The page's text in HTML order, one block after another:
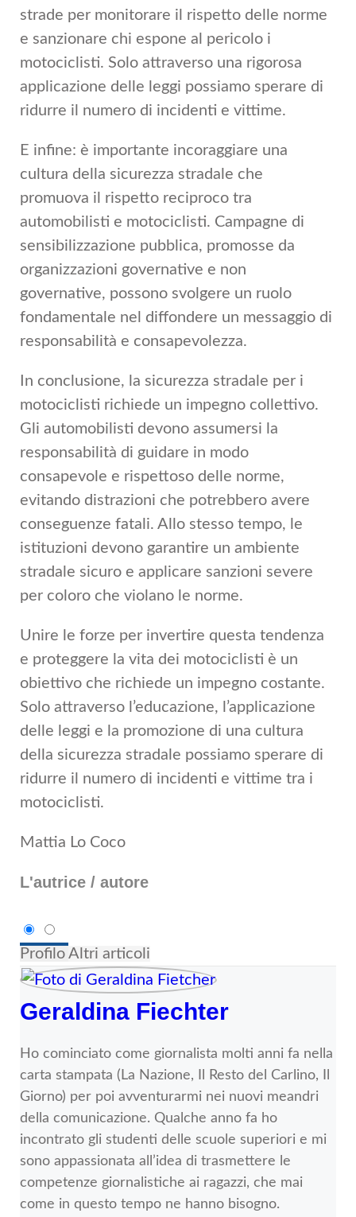
strade per monitorare il rispetto delle norme
e sanzionare chi espone al pericolo i
motociclisti. Solo attraverso una rigorosa
applicazione delle leggi possiamo sperare di
ridurre il numero di incidenti e vittime.
E infine: è importante incoraggiare una
cultura della sicurezza stradale che
promuova il rispetto reciproco tra
automobilisti e motociclisti. Campagne di
sensibilizzazione pubblica, promosse da
organizzazioni governative e non
governative, possono svolgere un ruolo
fondamentale nel diffondere un messaggio di
responsabilità e consapevolezza.
In conclusione, la sicurezza stradale per i
motociclisti richiede un impegno collettivo.
Gli automobilisti devono assumersi la
responsabilità di guidare in modo
consapevole e rispettoso delle norme,
evitando distrazioni che potrebbero avere
conseguenze fatali. Allo stesso tempo, le
istituzioni devono garantire un ambiente
stradale sicuro e applicare sanzioni severe
per coloro che violano le norme.
Unire le forze per invertire questa tendenza
e proteggere la vita dei motociclisti è un
obiettivo che richiede un impegno costante.
Solo attraverso l’educazione, l’applicazione
delle leggi e la promozione di una cultura
della sicurezza stradale possiamo sperare di
ridurre il numero di incidenti e vittime tra i
motociclisti.
Mattia Lo Coco
L'autrice / autore
Profilo Altri articoli
Geraldina Fiechter
Ho cominciato come giornalista molti anni fa nella
carta stampata (La Nazione, Il Resto del Carlino, Il
Giorno) per poi avventurarmi nei nuovi meandri
della comunicazione. Qualche anno fa ho
incontrato gli studenti delle scuole superiori e mi
sono appassionata all’idea di trasmettere le
competenze giornalistiche ai ragazzi, che mai
come in questo tempo ne hanno bisogno.